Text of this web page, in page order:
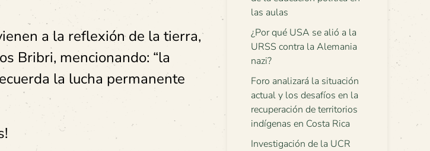
a la reflexión de la tierra,
Bribri, mencionando: “la
la lucha permanente
las aulas
¿Por qué USA se alió a la
URSS contra la Alemania
nazi?
Foro analizará la situación
actual y los desafíos en la
recuperación de territorios
indígenas en Costa Rica
Investigación de la UCR